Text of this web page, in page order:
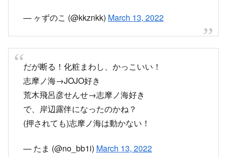
— ヶずのこ (@kkznkk) March 13, 2022
だが断る！化粧まわし、かっこいい！
志摩ノ海→JOJO好き
荒木飛呂彦せんせ→志摩ノ海好き
で、岸辺露伴になったのかね？
(押されても)志摩ノ海は動かない！
— たま (@no_bb1i) March 13, 2022